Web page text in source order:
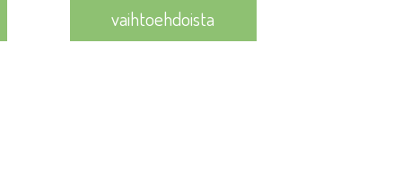
vaihtoehdoista